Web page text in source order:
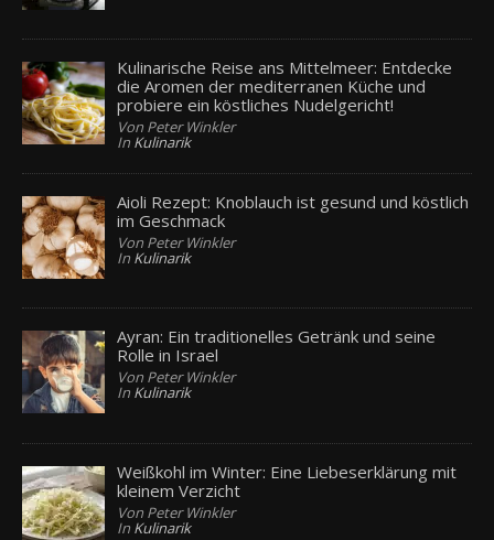
Kulinarische Reise ans Mittelmeer: Entdecke
die Aromen der mediterranen Küche und
probiere ein köstliches Nudelgericht!
Von Peter Winkler
In Kulinarik
Aioli Rezept: Knoblauch ist gesund und köstlich
im Geschmack
Von Peter Winkler
In Kulinarik
Ayran: Ein traditionelles Getränk und seine
Rolle in Israel
Von Peter Winkler
In Kulinarik
Weißkohl im Winter: Eine Liebeserklärung mit
kleinem Verzicht
Von Peter Winkler
In Kulinarik